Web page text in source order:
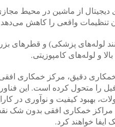
دیجیتال از ماشین در محیط
تنظیمات واقعی را کاهش
پزشکی) و قطرهای
و لوله‌های کامپوزیتی.
خمکاری دقیق، مرکز خمکاری
را متحول کرده است. این
بهبود کیفیت و نوآوری در
خمکاری افقی بدون شک
ایفا خواهند کرد.